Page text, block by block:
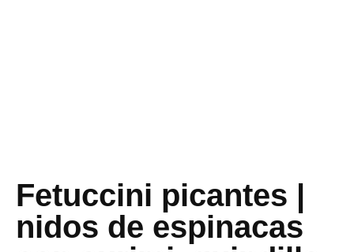
Fetuccini picantes |
nidos de espinacas